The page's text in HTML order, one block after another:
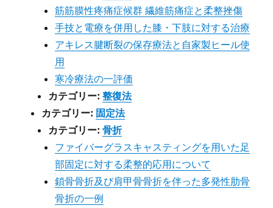
筋筋膜性疼痛症候群 繊維筋痛症と柔整挫傷
手技と電療を併用した膝・下肢に対する治療
アキレス腱断裂の保存療法と自家製ヒール使
用
寒冷療法の一評価
カテゴリー:整復法
カテゴリー: 固定法
カテゴリー:骨折
ファイバーグラスキャスティングを用いた足
部固定に対する柔整的応用について
鎖骨骨折及び肩甲骨骨折を伴った多発性肋骨
骨折の一例